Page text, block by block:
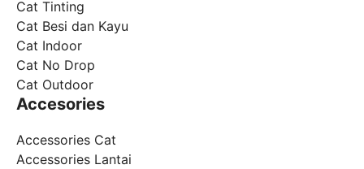
Cat Tinting
Cat Besi dan Kayu
Cat Indoor
Cat No Drop
Cat Outdoor
Accesories
Accessories Cat
Accessories Lantai